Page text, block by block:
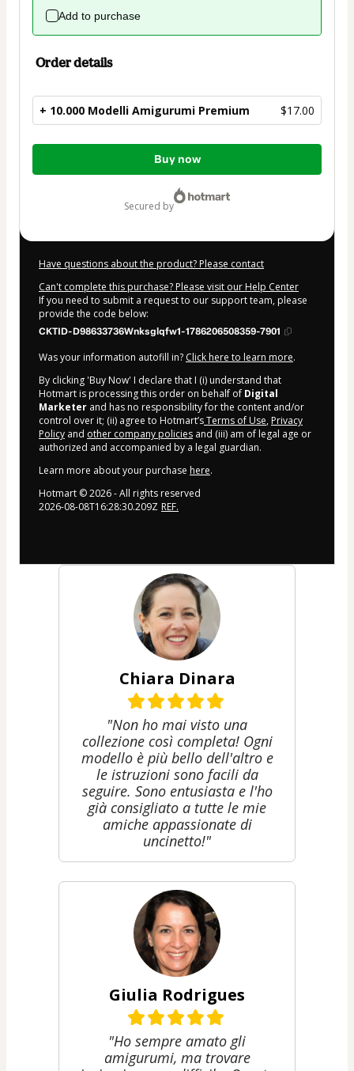
Add to purchase
Order details
+ 10.000 Modelli Amigurumi Premium $17.00
Total
Buy now
secured by
Have questions about the product? Please contact
Can't complete this purchase? Please visit our Help Center
If you need to submit a request to our support team, please
provide the code below:
CKTID-D98633736Wnksglqfw1-1786206508359-7901
Was your information autofill in? Click here to learn more.
By clicking 'Buy Now' I declare that I (i) understand that
Hotmart is processing this order on behalf of Digital
Marketer and has no responsibility for the content and/or
control over it; (ii) agree to Hotmart’sTerms of Use, Privacy
Policy and other company policies and (iii) am of legal age or
authorized and accompanied by a legal guardian.
Learn more about your purchase here.
Hotmart ©2026- All rights reserved
2026-08-08T16:28:30.209Z REF.
Chiara Dinara
"Non ho mai visto una
collezione così completa! Ogni
modello è più bello dell'altro e
le istruzioni sono facili da
seguire. Sono entusiasta e l'ho
già consigliato a tutte le mie
amiche appassionate di
uncinetto!"
Giulia Rodrigues
"Ho sempre amato gli
amigurumi, ma trovare